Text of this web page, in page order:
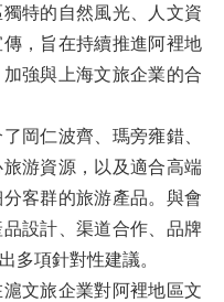
特的自然風光、人文資
，旨在持續推進阿裡地
強與上海文旅企業的合
岡仁波齊、瑪旁雍錯、
游資源，以及適合高端
客群的旅游產品。與會
設計、渠道合作、品牌
多項針對性建議。
文旅企業對阿裡地區文